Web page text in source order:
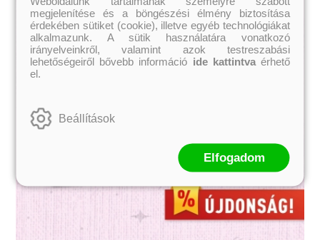
megjelenítése és a böngészési élmény biztosítása
érdekében sütiket (cookie), illetve egyéb technológiákat
alkalmazunk. A sütik használatára vonatkozó
irányelveinkről, valamint azok testreszabási
lehetőségeiről bővebb információ ide kattintvaérhető
el.
Beállítások
Elfogadom